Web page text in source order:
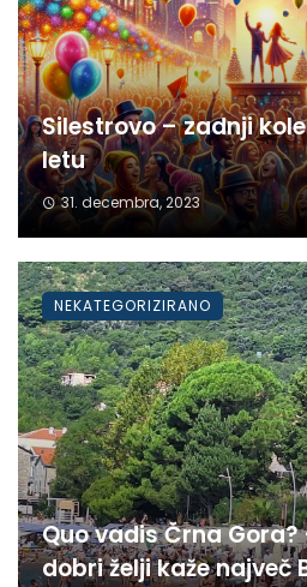
Silestrovo – zadnji
letu
31. decembra, 2023
Quo vadis Črna
dobri želji kaže največ
NEKATEGORIZIRANO